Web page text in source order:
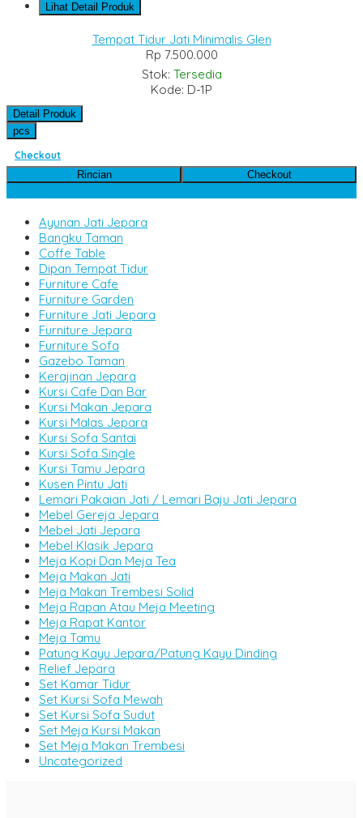
Lihat Detail Produk
Tempat Tidur Jati Minimalis Glen
Rp 7.500.000
Stok: Tersedia
Kode: D-1P
Detail Produk
pcs
Checkout
Rincian
Checkout
Ayunan Jati Jepara
Bangku Taman
Coffe Table
Dipan Tempat Tidur
Furniture Cafe
Furniture Garden
Furniture Jati Jepara
Furniture Jepara
Furniture Sofa
Gazebo Taman
Kerajinan Jepara
Kursi Cafe Dan Bar
Kursi Makan Jepara
Kursi Malas Jepara
Kursi Sofa Santai
Kursi Sofa Single
Kursi Tamu Jepara
Kusen Pintu Jati
Lemari Pakaian Jati / Lemari Baju Jati Jepara
Mebel Gereja Jepara
Mebel Jati Jepara
Mebel Klasik Jepara
Meja Kopi Dan Meja Tea
Meja Makan Jati
Meja Makan Trembesi Solid
Meja Rapan Atau Meja Meeting
Meja Rapat Kantor
Meja Tamu
Patung Kayu Jepara/Patung Kayu Dinding
Relief Jepara
Set Kamar Tidur
Set Kursi Sofa Mewah
Set Kursi Sofa Sudut
Set Meja Kursi Makan
Set Meja Makan Trembesi
Uncategorized